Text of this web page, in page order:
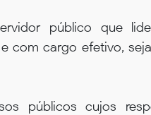
público que
com cargo efetivo,
públicos cujos